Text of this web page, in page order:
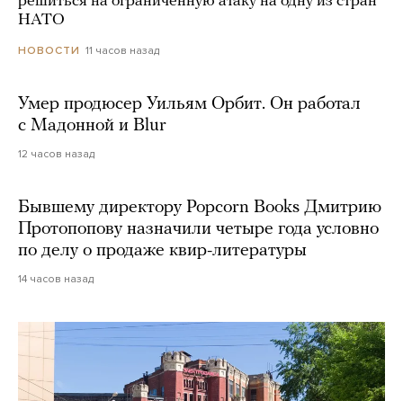
НАТО
НОВОСТИ 11 часов назад
Умер продюсер Уильям Орбит. Он работал
с Мадонной и Blur
12 часов назад
Бывшему директору Popcorn Books Дмитрию
Протопопову назначили четыре года условно
по делу о продаже квир-литературы
14 часов назад